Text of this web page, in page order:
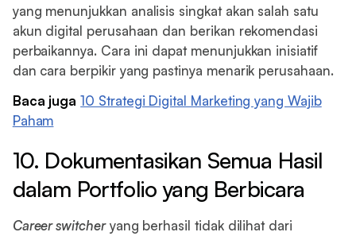
yang menunjukkan analisis singkat akan salah satu
akun digital perusahaan dan berikan rekomendasi
perbaikannya. Cara ini dapat menunjukkan inisiatif
dan cara berpikir yang pastinya menarik perusahaan.
Baca juga10 Strategi Digital Marketing yang Wajib
Paham
10. Dokumentasikan Semua Hasil
dalam Portfolio yang Berbicara
Career switcheryang berhasil tidak dilihat dari